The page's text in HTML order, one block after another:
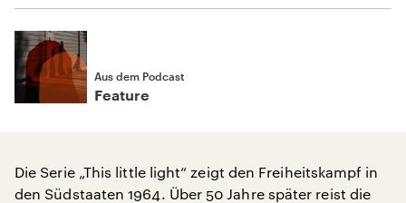
Aus dem Podcast
Feature
Die Serie „This little light“ zeigt den Freiheitskampf in
den Südstaaten 1964. Über 50 Jahre später reist die